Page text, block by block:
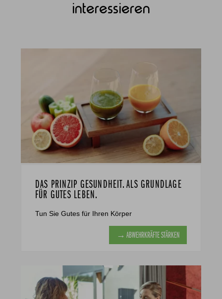
interessieren
DAS PRINZIP GESUNDHEIT. ALS GRUNDLAGE
FÜR GUTES LEBEN.
Tun Sie Gutes für Ihren Körper
→ ABWEHRKRÄFTE STÄRKEN